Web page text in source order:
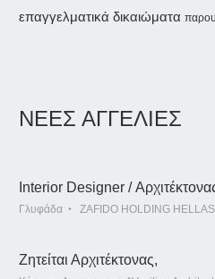
επαγγελματικά δικαιώματα
ΝΕΕΣ ΑΓΓΕΛΙΕΣ
Interior Designer /
Γλυφάδα ZAFIDO HOLDING
Ζητείται Αρχιτέκτονας,